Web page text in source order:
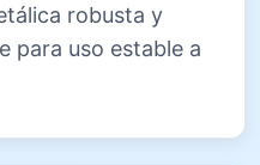
robusta y
para uso estable a